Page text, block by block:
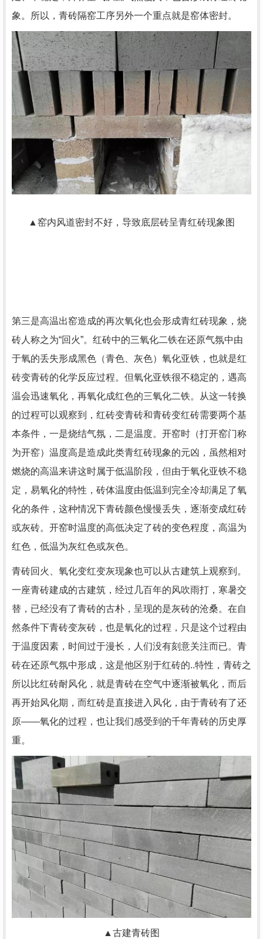
象。所以，青砖隔窑工序另外一个重点就是窑体密封。
▲窑内风道密封不好，导致底层砖呈青红砖现象图
第三是高温出窑造成的再次氧化也会形成青红砖现象，烧
砖人称之为“回火”。红砖中的三氧化二铁在还原气氛中由
于氧的丢失形成黑色（青色、灰色）氧化亚铁，也就是红
砖变青砖的化学反应过程。但氧化亚铁很不稳定的，遇高
温会迅速氧化，再氧化成红色的三氧化二铁。从这一转换
的过程可以观察到，红砖变青砖和青砖变红砖需要两个基
本条件，一是烧结气氛，二是温度。开窑时（打开窑门称
为开窑）温度高是造成此类青红砖现象的元凶，虽然相对
燃烧的高温来讲这时属于低温阶段，但由于氧化亚铁不稳
定，易氧化的特性，砖体温度由低温到完全冷却满足了氧
化的条件，这种情况下青砖颜色慢慢丢失，逐渐变成红砖
或灰砖。开窑时温度的高低决定了砖的变色程度，高温为
红色，低温为灰红色或灰色。
青砖回火、氧化变红变灰现象也可以从古建筑上观察到。
一座青砖建成的古建筑，经过几百年的风吹雨打，寒暑交
替，已经没有了青砖的古朴，呈现的是灰砖的沧桑。在自
然条件下青砖变灰砖，也是氧化的过程，只是这个过程由
于温度因素，时间过于漫长，人们没有刻意关注而已。青
砖在还原气氛中形成，这是他区别于红砖的..特性，青砖之
所以比红砖耐风化，就是青砖在空气中逐渐被氧化，而后
再开始风化期，而红砖是直接进入风化，由于青砖有了还
原——氧化的过程，也让我们感受到的千年青砖的历史厚
重。
▲古建青砖图